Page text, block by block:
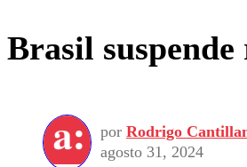
Brasil
por Rodrigo
agosto 31, 2024